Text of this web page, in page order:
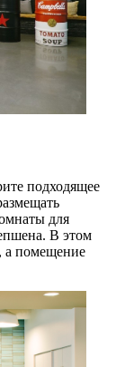
подходящее
для
В этом
а помещение